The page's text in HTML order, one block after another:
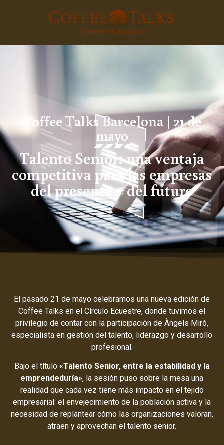
Coffee Talks Barcelona | 21 de
mayo
Talento Senior: una ventaja
competitiva para las empresas
del presente y del futuro
El pasado 21 de mayo celebramos una nueva edición de
Coffee Talks en el Círculo Ecuestre, donde tuvimos el
privilegio de contar con la participación de Àngels Miró,
especialista en gestión del talento, liderazgo y desarrollo
profesional.
Bajo el título «Talento Senior, entre la estabilidad y la
emprendeduría», la sesión puso sobre la mesa una
realidad que cada vez tiene más impacto en el tejido
empresarial: el envejecimiento de la población activa y la
necesidad de replantear cómo las organizaciones valoran,
atraen y aprovechan el talento senior.